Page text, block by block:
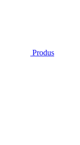
Produs